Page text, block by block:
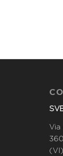
Via